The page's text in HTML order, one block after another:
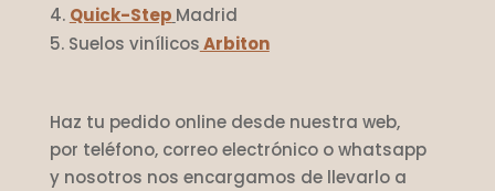
Quick-Step Madrid
Suelos vinílicosArbiton
Haz tu pedido online desde nuestra web,
por teléfono, correo electrónico o whatsapp
y nosotros nos encargamos de llevarlo a